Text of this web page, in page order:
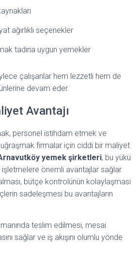
ağırlıklı seçenekler
tadına uygun yemekler
çalışanlar hem lezzetli hem de
devam eder.
Avantajı
personel istihdam etmek ve
firmalar için ciddi bir maliyet
yemek şirketleri, bu yükü
önemli avantajlar sağlar.
bütçe kontrolünün kolaylaşması
sadeleşmesi bu avantajların
teslim edilmesi, mesai
sağlar ve iş akışını olumlu yönde